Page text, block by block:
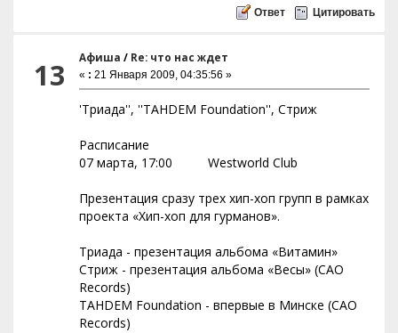
Ответ Цитировать
13 Афиша / Re: что нас ждет
« : 21 Января 2009, 04:35:56 »
'Триада'', ''TAHDEM Foundation'', Стриж
Расписание
07 марта, 17:00 Westworld Club
Презентация сразу трех хип-хоп групп в рамках
проекта «Хип-хоп для гурманов».
Триада - презентация альбома «Витамин»
Стриж - презентация альбома «Весы» (CAO
Records)
TAHDEM Foundation - впервые в Минске (CAO
Records)